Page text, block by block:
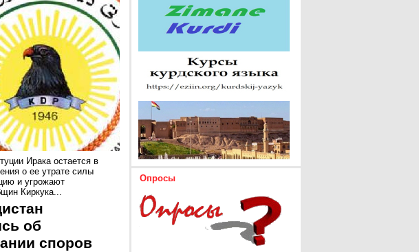
Ирака остается в
о ее утрате силы
и угрожают
Киркука...
об
споров
Опросы